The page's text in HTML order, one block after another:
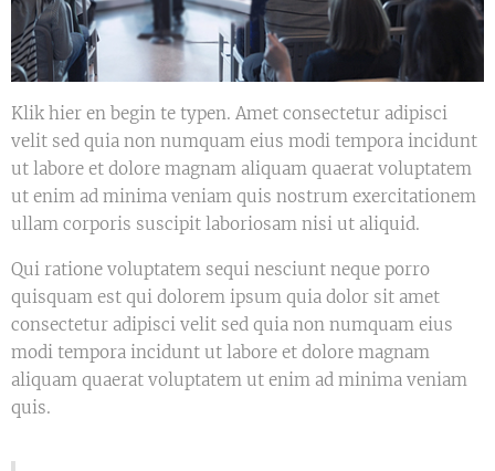
Klik hier en begin te typen. Amet consectetur adipisci
velit sed quia non numquam eius modi tempora incidunt
ut labore et dolore magnam aliquam quaerat voluptatem
ut enim ad minima veniam quis nostrum exercitationem
ullam corporis suscipit laboriosam nisi ut aliquid.
Qui ratione voluptatem sequi nesciunt neque porro
quisquam est qui dolorem ipsum quia dolor sit amet
consectetur adipisci velit sed quia non numquam eius
modi tempora incidunt ut labore et dolore magnam
aliquam quaerat voluptatem ut enim ad minima veniam
quis.